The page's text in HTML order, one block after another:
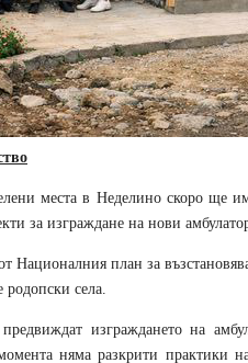
места в Неделино скоро ще
за изграждане на нови
Националния план за
родопски села.
изграждането на
няма разкрити практики